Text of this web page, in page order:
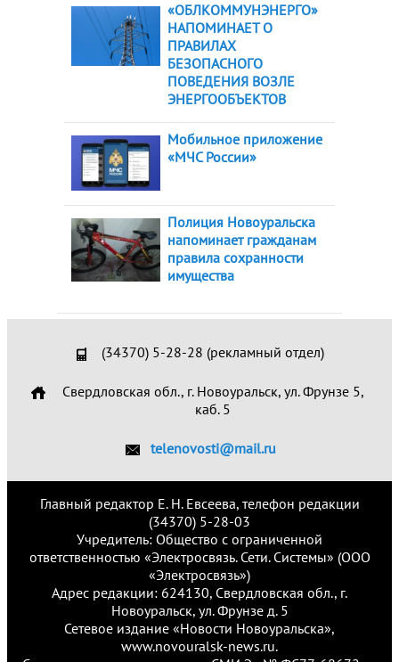
«ОБЛКОММУНЭНЕРГО»
НАПОМИНАЕТ О
ПРАВИЛАХ
БЕЗОПАСНОГО
ПОВЕДЕНИЯ ВОЗЛЕ
ЭНЕРГООБЪЕКТОВ
Мобильное приложение
«МЧС России»
Полиция Новоуральска
напоминает гражданам
правила сохранности
имущества
(34370) 5-28-28 (рекламный отдел)
Свердловская обл., г. Новоуральск, ул. Фрунзе 5,
каб. 5
telenovosti@mail.ru
Главный редактор Е. Н. Евсеева, телефон редакции
(34370) 5-28-03
Учредитель: Общество с ограниченной
ответственностью «Электросвязь. Сети. Системы» (ООО
«Электросвязь»)
Адрес редакции: 624130, Свердловская обл., г.
Новоуральск, ул. Фрунзе д. 5
Сетевое издание «Новости Новоуральска»,
www.novouralsk-news.ru.